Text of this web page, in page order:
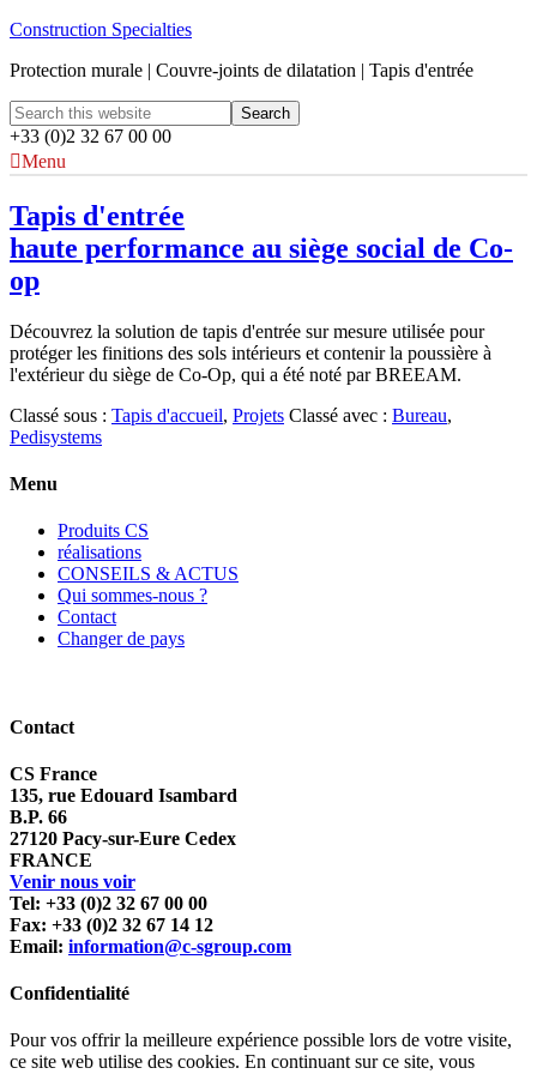
Construction Specialties
Protection murale | Couvre-joints de dilatation | Tapis d'entrée
+33 (0)2 32 67 00 00
Menu
Tapis d'entrée
haute performance au siège social de Co-
op
Découvrez la solution de tapis d'entrée sur mesure utilisée pour
protéger les finitions des sols intérieurs et contenir la poussière à
l'extérieur du siège de Co-Op, qui a été noté par BREEAM.
Classé sous : Tapis d'accueil, Projets Classé avec : Bureau,
Pedisystems
Menu
Produits CS
réalisations
CONSEILS & ACTUS
Qui sommes-nous ?
Contact
Changer de pays
Contact
CS France
135, rue Edouard Isambard
B.P. 66
27120 Pacy-sur-Eure Cedex
FRANCE
Venir nous voir
Tel: +33 (0)2 32 67 00 00
Fax: +33 (0)2 32 67 14 12
Email: information@c-sgroup.com
Confidentialité
Pour vos offrir la meilleure expérience possible lors de votre visite,
ce site web utilise des cookies. En continuant sur ce site, vous